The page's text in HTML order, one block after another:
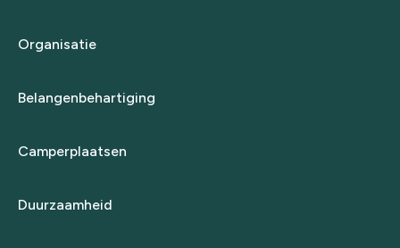
Organisatie
Belangenbehartiging
Camperplaatsen
Duurzaamheid